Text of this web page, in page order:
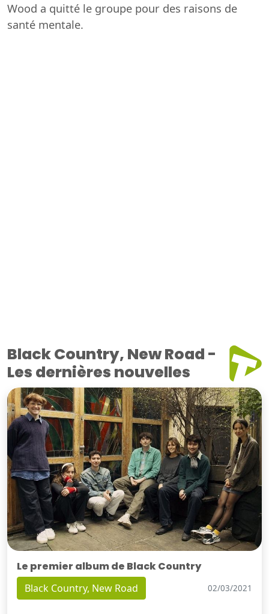
Wood a quitté le groupe pour des raisons de
santé mentale.
Black Country, New Road -
Les dernières nouvelles
Le premier album de Black Country
Black Country, New Road 02/03/2021